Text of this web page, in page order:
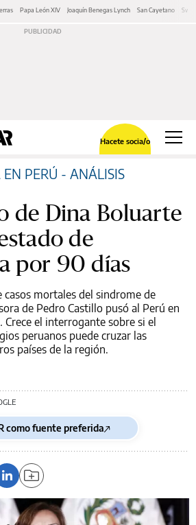
Papa León XIV Joaquín Benegas Lynch San Cayetano
Hacete socia/o
EN PERÚ - ANÁLISIS
de Dina Boluarte
de
por 90 días
mortales del sindrome de
de Pedro Castillo pusó al Perú en
Crece el interrogante sobre si el
peruanos puede cruzar las
países de la región.
como fuente preferida